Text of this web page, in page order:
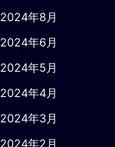
2024年8月
2024年6月
2024年5月
2024年4月
2024年3月
2024年2月